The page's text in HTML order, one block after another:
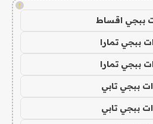
!
ببجي اقساط
ببجي تمارا
ببجي تمارا
ببجي تابي
ببجي تابي